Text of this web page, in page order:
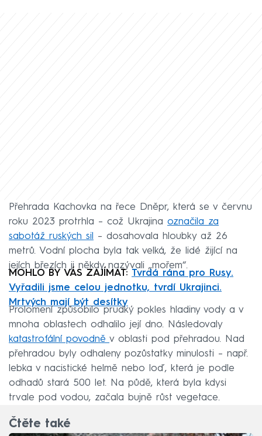
Přehrada Kachovka na řece Dněpr, která se v červnu
roku 2023 protrhla – což Ukrajina označila za
sabotáž ruských sil – dosahovala hloubky až 26
metrů. Vodní plocha byla tak velká, že lidé žijící na
jejích březích ji někdy nazývali „mořem“.
MOHLO BY VÁS ZAJÍMAT: Tvrdá rána pro Rusy.
Vyřadili jsme celou jednotku, tvrdí Ukrajinci.
Mrtvých mají být desítky
Prolomení způsobilo prudký pokles hladiny vody a v
mnoha oblastech odhalilo její dno. Následovaly
katastrofální povodně v oblasti pod přehradou. Nad
přehradou byly odhaleny pozůstatky minulosti – např.
lebka v nacistické helmě nebo loď, která je podle
odhadů stará 500 let. Na půdě, která byla kdysi
trvale pod vodou, začala bujně růst vegetace.
Čtěte také